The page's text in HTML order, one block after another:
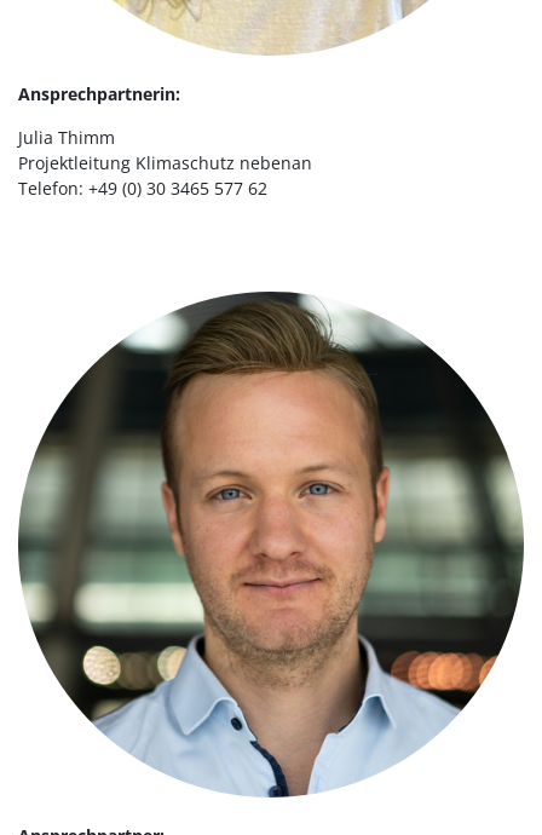
Ansprechpartnerin:
Julia Thimm
Projektleitung Klimaschutz nebenan
Telefon: +49 (0) 30 3465 577 62